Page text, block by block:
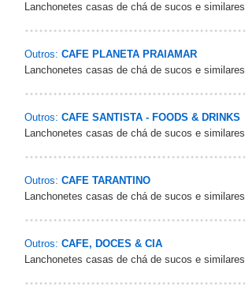
Lanchonetes casas de chá de sucos e similares
Outros: CAFE PLANETA PRAIAMAR
Lanchonetes casas de chá de sucos e similares
Outros: CAFE SANTISTA - FOODS & DRINKS
Lanchonetes casas de chá de sucos e similares
Outros: CAFE TARANTINO
Lanchonetes casas de chá de sucos e similares
Outros: CAFE, DOCES & CIA
Lanchonetes casas de chá de sucos e similares